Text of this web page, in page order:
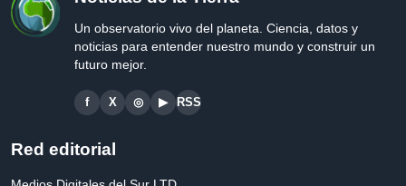
Un observatorio vivo del planeta. Ciencia, datos y
noticias para entender nuestro mundo y construir un
futuro mejor.
f X ◎ ▶ RSS
Red editorial